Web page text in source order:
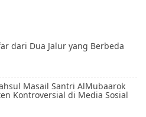
dari Dua Jalur yang Berbeda
Masail Santri AlMubaarok
Kontroversial di Media Sosial